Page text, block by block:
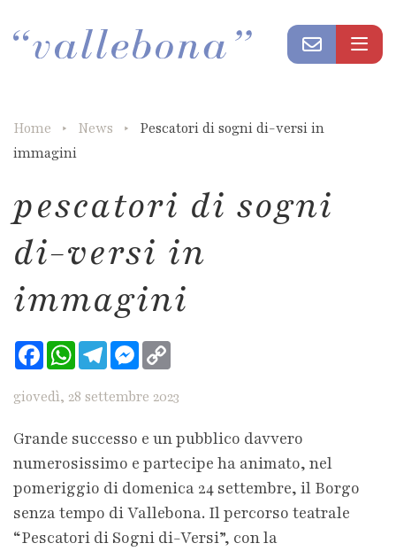
Home News
Pescatori di sogni di-versi in
immagini
pescatori di sogni
di-versi in
immagini
FacebookWhatsApp
TelegramMessenger
giovedì, 28 settembre 2023
Grande successo e un pubblico davvero
numerosissimo e partecipe ha animato, nel
pomeriggio di domenica 24 settembre, il Borgo
senza tempo di Vallebona. Il percorso teatrale
“Pescatori di Sogni di-Versi”, con la